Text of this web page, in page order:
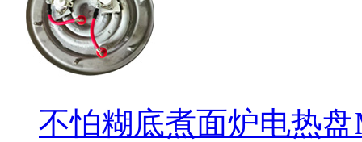
不怕糊底煮面炉电热盘